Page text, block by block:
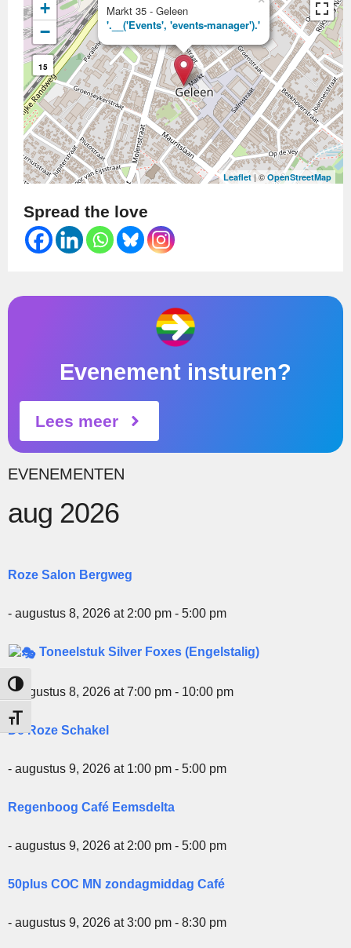
Keuze voor hoog contrast
Kies grootte van het lettertype
Markt 35 - Geleen
'.__('Events', 'events-manager').'
+
−
15
Leaflet | © OpenStreetMap
Spread the love
Evenement insturen?
Lees meer
EVENEMENTEN
aug 2026
Roze Salon Bergweg
- augustus 8, 2026 at 2:00 pm - 5:00 pm
Toneelstuk Silver Foxes (Engelstalig)
- augustus 8, 2026 at 7:00 pm - 10:00 pm
De Roze Schakel
- augustus 9, 2026 at 1:00 pm - 5:00 pm
Regenboog Café Eemsdelta
- augustus 9, 2026 at 2:00 pm - 5:00 pm
50plus COC MN zondagmiddag Café
- augustus 9, 2026 at 3:00 pm - 8:30 pm